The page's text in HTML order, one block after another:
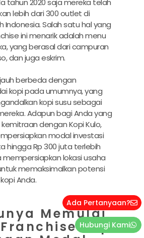
tahun 2020 saja mereka telah
lebih dari 300 outlet di
Indonesia. Salah satu hal yang
ini menarik adalah menu
yang berasal dari campuran
dan juga eskrim.
berbeda dengan
kopi pada umumnya, yang
kopi susu sebagai
Adapun bagi Anda yang
dengan Kopi Kulo,
modal investasi
hingga Rp 300 juta terlebih
mempersiapkan lokasi usaha
memaksimalkan potensi
Anda.
Memulai
Kopi
Ada Pertanyaan?
Hubungi Kami